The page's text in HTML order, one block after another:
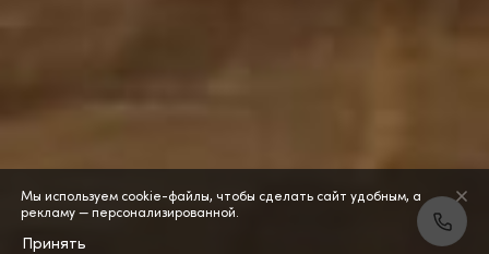
Мы используем cookie-файлы, чтобы сделать сайт удобным, а
рекламу — персонализированной.
Принять